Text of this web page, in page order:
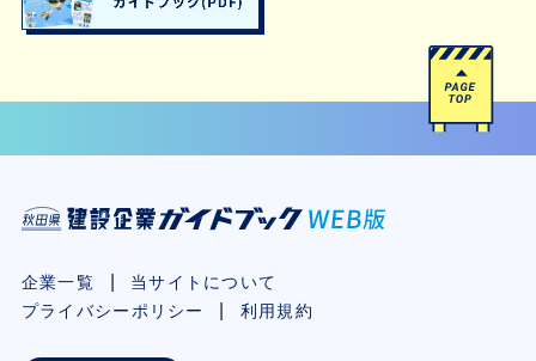
企業一覧
当サイトについて
プライバシーポリシー
利用規約